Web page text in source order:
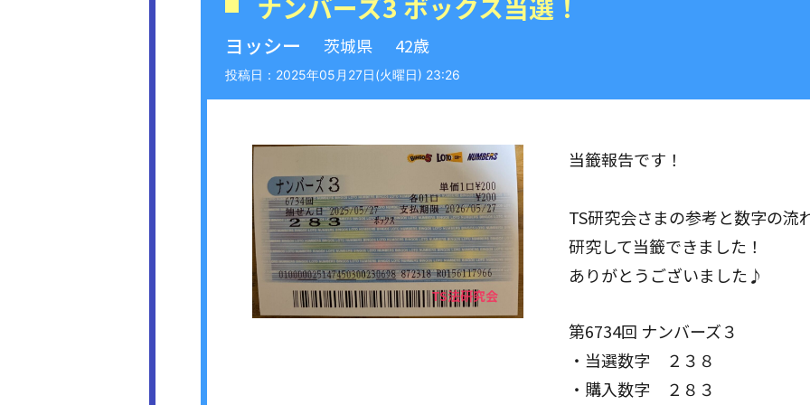
ナンバーズ3 ボックス当選！
ヨッシー 茨城県 42歳
2025年05月27日(火曜日) 23:26
当籤報告です！
TS研究会さまの参考と数字の流
研究して当籤できました！
ありがとうございました♪
第6734回 ナンバーズ３
・当選数字 ２３８
・購入数字 ２８３